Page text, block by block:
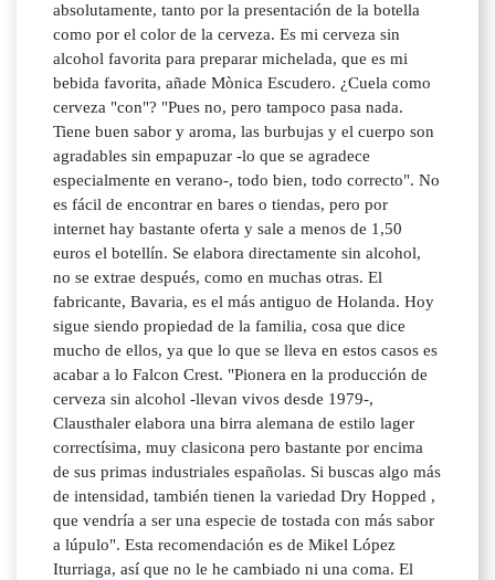
absolutamente, tanto por la presentación de la botella
como por el color de la cerveza. Es mi cerveza sin
alcohol favorita para preparar michelada, que es mi
bebida favorita, añade Mònica Escudero. ¿Cuela como
cerveza "con"? "Pues no, pero tampoco pasa nada.
Tiene buen sabor y aroma, las burbujas y el cuerpo son
agradables sin empapuzar -lo que se agradece
especialmente en verano-, todo bien, todo correcto". No
es fácil de encontrar en bares o tiendas, pero por
internet hay bastante oferta y sale a menos de 1,50
euros el botellín. Se elabora directamente sin alcohol,
no se extrae después, como en muchas otras. El
fabricante, Bavaria, es el más antiguo de Holanda. Hoy
sigue siendo propiedad de la familia, cosa que dice
mucho de ellos, ya que lo que se lleva en estos casos es
acabar a lo Falcon Crest. "Pionera en la producción de
cerveza sin alcohol -llevan vivos desde 1979-,
Clausthaler elabora una birra alemana de estilo lager
correctísima, muy clasicona pero bastante por encima
de sus primas industriales españolas. Si buscas algo más
de intensidad, también tienen la variedad Dry Hopped ,
que vendría a ser una especie de tostada con más sabor
a lúpulo". Esta recomendación es de Mikel López
Iturriaga, así que no le he cambiado ni una coma. El